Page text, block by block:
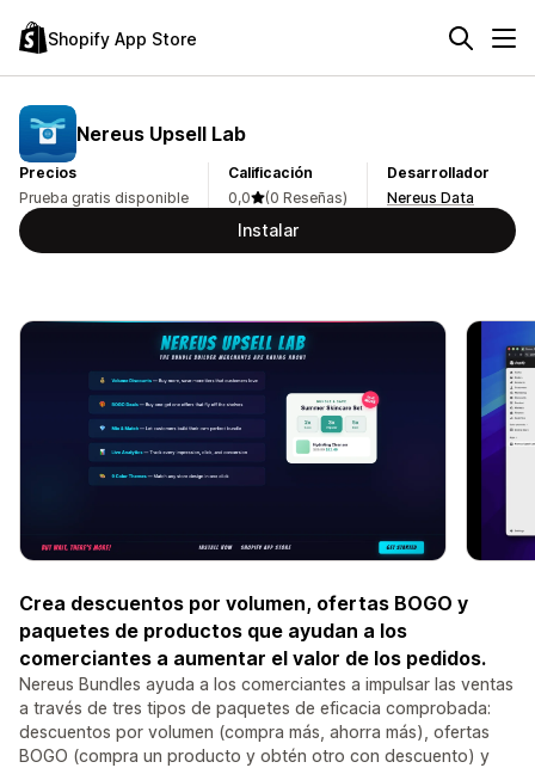
Shopify App Store
Nereus Upsell Lab
Precios
Prueba gratis disponible
Calificación
0,0
(0 Reseñas)
Desarrollador
Nereus Data
Instalar
Crea descuentos por volumen, ofertas BOGO y
paquetes de productos que ayudan a los
comerciantes a aumentar el valor de los pedidos.
Nereus Bundles ayuda a los comerciantes a impulsar las ventas
a través de tres tipos de paquetes de eficacia comprobada:
descuentos por volumen (compra más, ahorra más), ofertas
BOGO (compra un producto y obtén otro con descuento) y